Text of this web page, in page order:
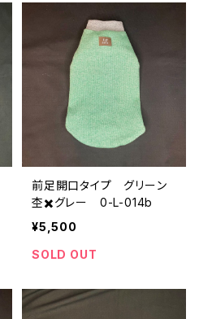
前足開口タイプ グリーン
杢✖️グレー 0-L-014b
¥5,500
SOLD OUT